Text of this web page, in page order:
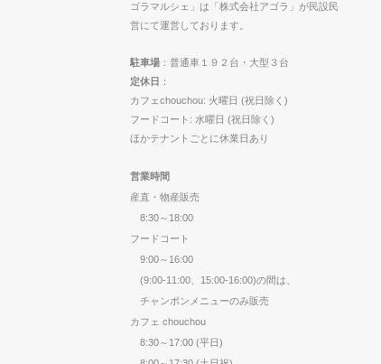
ゴラマルシェ」は「株式会社アゴラ」が民設民
営にて運営しております。
駐車場 ：普通車１９２台・大型３台
定休日 ：
カフェchouchou: 火曜日 (祝日除く)
フードコート: 水曜日 (祝日除く)
ほかテナントごとに休業日あり
営業時間
産直・物産販売
8:30～18:00
フードコート
9:00～16:00
(9:00-11:00、15:00-16:00)の間は、
チャンポンメニューのみ販売
カフェ chouchou
8:30～17:00 (平日)